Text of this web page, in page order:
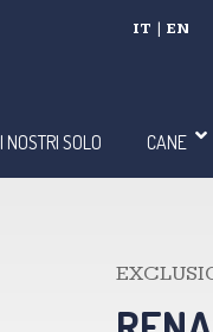
IT | EN
I NOSTRI SOLO CANE